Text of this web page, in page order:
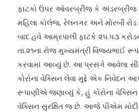
ફાટકો ઉપર ઓવરબ્રીજ કે અંડરબ્રીજ
મહિલા કોલેજ, રેલનગર અને મોરબી
બાદ હવે આમ્રપાલી ફાટકે ૨૫.૫૩
તા.૨૧ના રોજ મુખ્યમંત્રી વિજયભાઈ
કરવામાં આવ્યું છે. આ પ્રસંગે આવેલા
કોરોના વેક્સિન લેવા મુદ્દે એક નિવેદન
રૂપાણીએ જણાવ્યું કે, હું કોરોના વેક્સિન
વેક્સિન સુરક્ષિત જ છે. આજે પીએમ મોદી